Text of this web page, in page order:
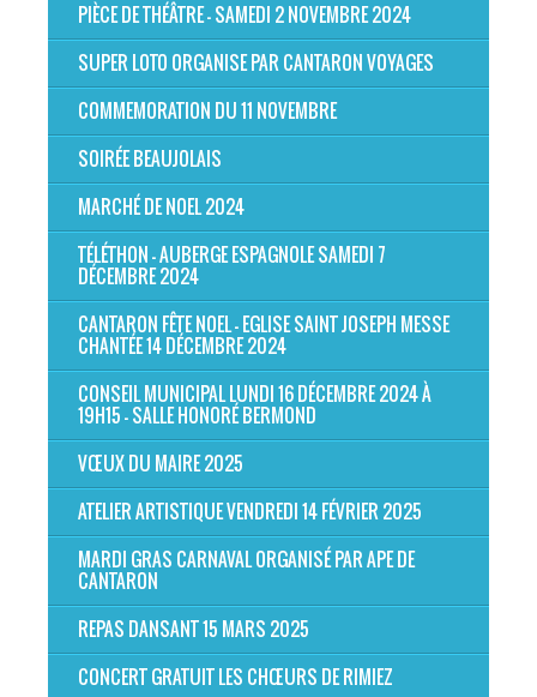
PIÈCE DE THÉÂTRE - SAMEDI 2 NOVEMBRE 2024
SUPER LOTO ORGANISE PAR CANTARON VOYAGES
COMMEMORATION DU 11 NOVEMBRE
SOIRÉE BEAUJOLAIS
MARCHÉ DE NOEL 2024
TÉLÉTHON - AUBERGE ESPAGNOLE SAMEDI 7
DÉCEMBRE 2024
CANTARON FÊTE NOEL - EGLISE SAINT JOSEPH MESSE
CHANTÉE 14 DÉCEMBRE 2024
CONSEIL MUNICIPAL LUNDI 16 DÉCEMBRE 2024 À
19H15 - SALLE HONORÉ BERMOND
VŒUX DU MAIRE 2025
ATELIER ARTISTIQUE VENDREDI 14 FÉVRIER 2025
MARDI GRAS CARNAVAL ORGANISÉ PAR APE DE
CANTARON
REPAS DANSANT 15 MARS 2025
CONCERT GRATUIT LES CHŒURS DE RIMIEZ